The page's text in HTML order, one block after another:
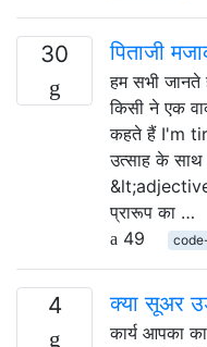
30 पिताजी
हम सभी
किसी ने एक
कहते हैं I'm
उत्साह के
प्रारूप का …
49
4 क्या सूअर
कार्य आपका